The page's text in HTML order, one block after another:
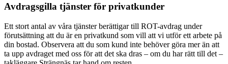
Avdragsgilla tjänster för privatkunder
Ett stort antal av våra tjänster berättigar till ROT-avdrag under
förutsättning att du är en privatkund som vill att vi utför ett arbete på
din bostad. Observera att du som kund inte behöver göra mer än att
ta upp avdraget med oss för att det ska dras – om du har rätt till det –